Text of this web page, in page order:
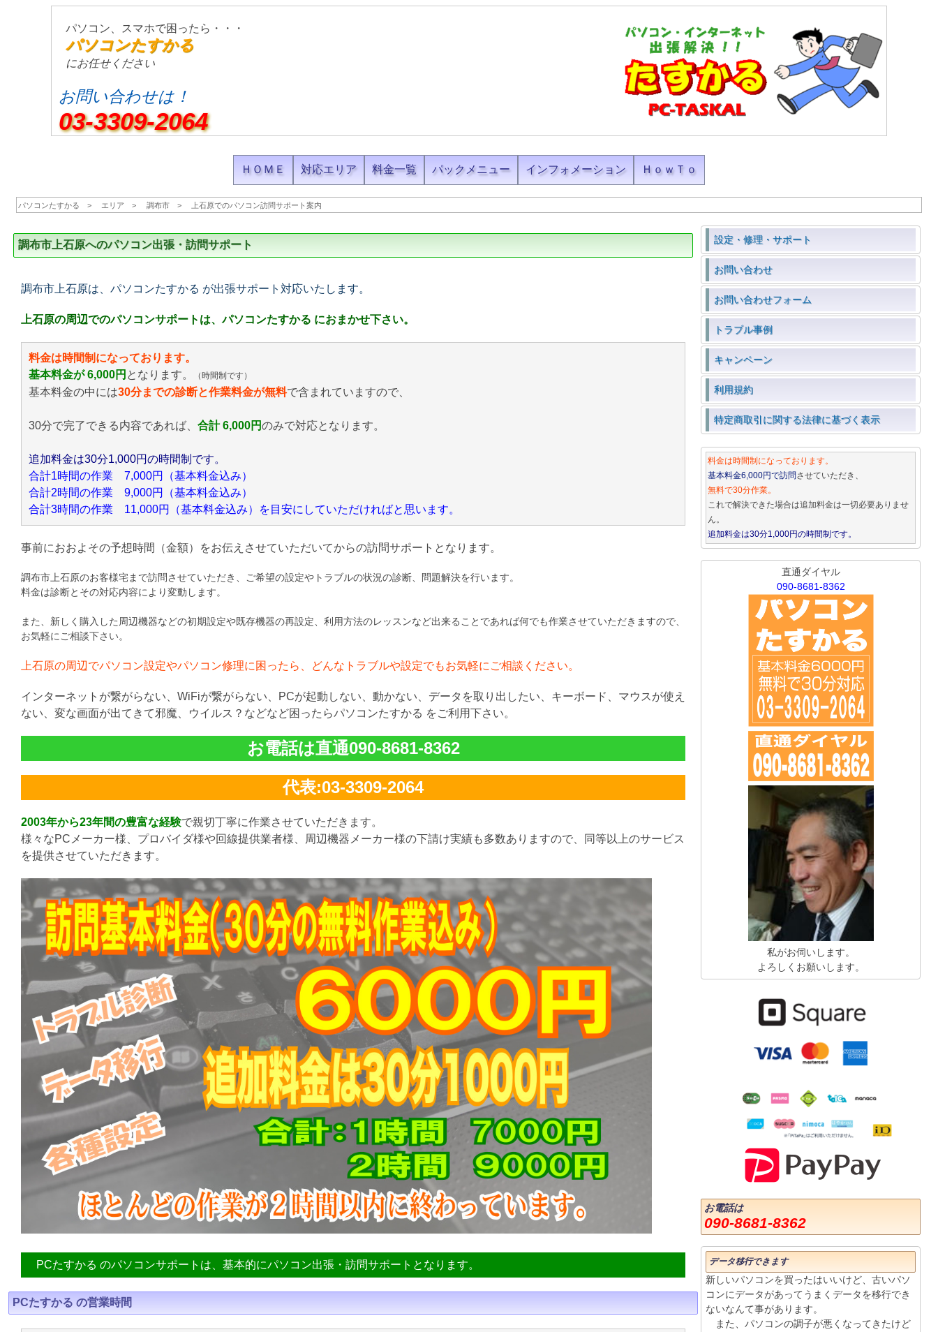
パソコン、スマホで困ったら・・・
パソコンたすかる
にお任せください
お問い合わせは！
03-3309-2064
ＨＯＭＥ 対応エリア 料金一覧 パックメニュー インフォメーション ＨｏｗＴｏ
パソコンたすかる エリア 調布市 上石原でのパソコン訪問サポート案内
調布市上石原へのパソコン出張・訪問サポート
調布市上石原は、パソコンたすかる が出張サポート対応いたします。
上石原の周辺でのパソコンサポートは、パソコンたすかる におまかせ下さい。
料金は時間制になっております。
基本料金が 6,000円 となります。 （時間制です）
基本料金の中には30分までの診断と作業料金が無料で含まれていますので、
30分で完了できる内容であれば、 合計 6,000円のみで対応となります。
追加料金は30分1,000円の時間制です。
合計1時間の作業 7,000円（基本料金込み）
合計2時間の作業 9,000円（基本料金込み）
合計3時間の作業 11,000円（基本料金込み）を目安にしていただければと思います。
事前におおよその予想時間（金額）をお伝えさせていただいてからの訪問サポートとなります。
調布市上石原のお客様宅まで訪問させていただき、ご希望の設定やトラブルの状況の診断、問題解決を行います。
料金は診断とその対応内容により変動します。
また、新しく購入した周辺機器などの初期設定や既存機器の再設定、利用方法のレッスンなど出来ることであれば何でも作業させていただきますので、
お気軽にご相談下さい。
上石原の周辺でパソコン設定やパソコン修理に困ったら、どんなトラブルや設定でもお気軽にご相談ください。
インターネットが繋がらない、WiFiが繋がらない、PCが起動しない、動かない、データを取り出したい、キーボード、マウスが使え
ない、変な画面が出てきて邪魔、ウイルス？などなど困ったらパソコンたすかる をご利用下さい。
お電話は直通090-8681-8362
代表:03-3309-2064
2003年から23年間の豊富な経験で親切丁寧に作業させていただきます。
様々なPCメーカー様、プロバイダ様や回線提供業者様、周辺機器メーカー様の下請け実績も多数ありますので、同等以上のサービス
を提供させていただきます。
PCたすかる のパソコンサポートは、基本的にパソコン出張・訪問サポートとなります。
PCたすかる の営業時間
設定・修理・サポート
お問い合わせ
お問い合わせフォーム
トラブル事例
キャンペーン
利用規約
特定商取引に関する法律に基づく表示
料金は時間制になっております。
基本料金6,000円で訪問させていただき、
無料で30分作業。
これで解決できた場合は追加料金は一切必要ありませ
ん。
追加料金は30分1,000円の時間制です。
直通ダイヤル
090-8681-8362
私がお伺いします。
よろしくお願いします。
お電話は
090-8681-8362
データ移行できます
新しいパソコンを買ったはいいけど、古いパソ
コンにデータがあってうまくデータを移行でき
ないなんて事があります。
また、パソコンの調子が悪くなってきたけど